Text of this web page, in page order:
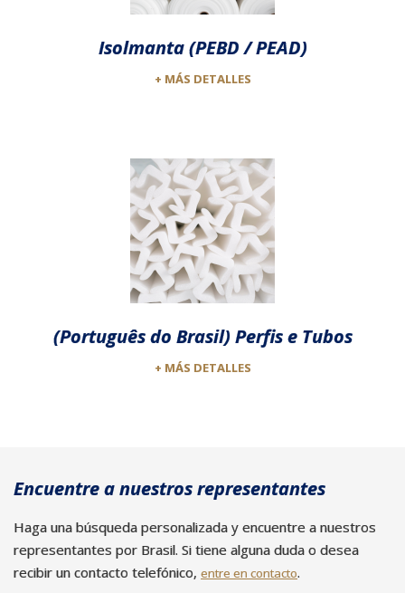
Isolmanta (PEBD / PEAD)
+ MÁS DETALLES
(Português do Brasil) Perfis e Tubos
+ MÁS DETALLES
Encuentre a nuestros representantes
Haga una búsqueda personalizada y encuentre a nuestros
representantes por Brasil. Si tiene alguna duda o desea
recibir un contacto telefónico, entre en contacto.